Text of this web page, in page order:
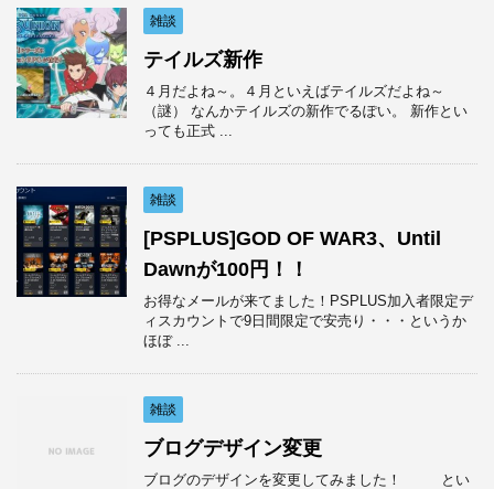
雑談
テイルズ新作
４月だよね～。４月といえばテイルズだよね～
（謎） なんかテイルズの新作でるぽい。 新作とい
っても正式 ...
雑談
[PSPLUS]GOD OF WAR3、Until
Dawnが100円！！
お得なメールが来てました！PSPLUS加入者限定デ
ィスカウントで9日間限定で安売り・・・というか
ほぼ ...
雑談
ブログデザイン変更
ブログのデザインを変更してみました！ とい